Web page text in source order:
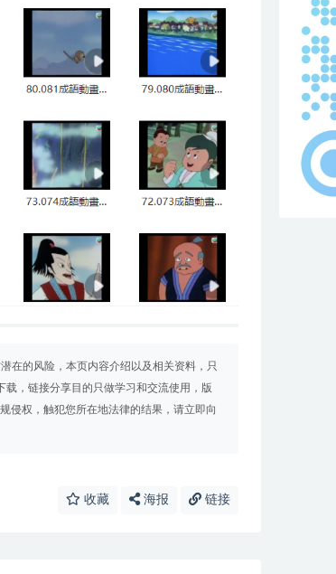
在的风险，本页内容介绍以及相关资料，只
，链接分享目的只做学习和交流使用，版
侵权，触犯您所在地法律的结果，请立即向
收藏 海报 链接